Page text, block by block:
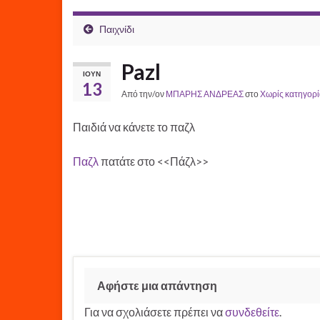
Παιχνίδι
ΙΟΎΝ
13
Pazl
Από την/ον ΜΠΑΡΗΣ ΑΝΔΡΕΑΣστοΧωρίς
Παιδιά να κάνετε το παζλ
Παζλπατάτε στο <<Πάζλ>>
Αφήστε μια απάντηση
Για να σχολιάσετε πρέπει νασυνδεθείτε.